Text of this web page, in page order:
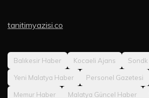
tanitimyazisi.co
Balıkesir Haber Kocaeli Ajans Sondk
Yeni Malatya Haber Personel Gazetesi
Memur Haber Malatya Güncel Haber